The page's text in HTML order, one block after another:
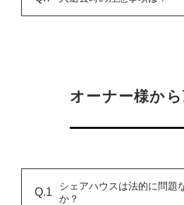
オーナー様か
シェアハウスは法的に問題
か？